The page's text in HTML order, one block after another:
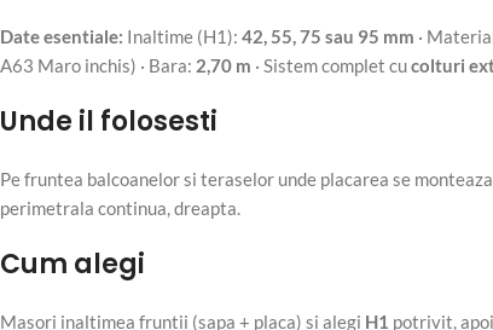
Date esentiale: Inaltime (H1): 42, 55, 75 sau 95 mm ·
A63 Maro inchis) · Bara: 2,70 m · Sistem complet cucolturi
Unde il folosesti
Pe fruntea balcoanelor si teraselor unde placarea se
perimetrala continua, dreapta.
Cum alegi
Masori inaltimea fruntii (sapa + placa) si alegi H1 potrivit,